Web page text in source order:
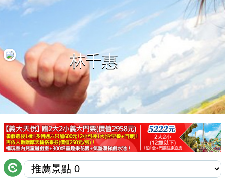
最新留言
商家合作
推薦景點
討論區
聯絡我們
林千惠